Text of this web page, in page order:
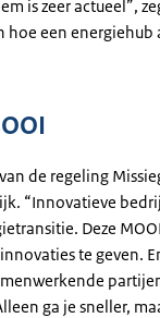
is zeer actueel”,
een
de regeling
“Innovatieve
Deze
te geven.
ga je sneller,